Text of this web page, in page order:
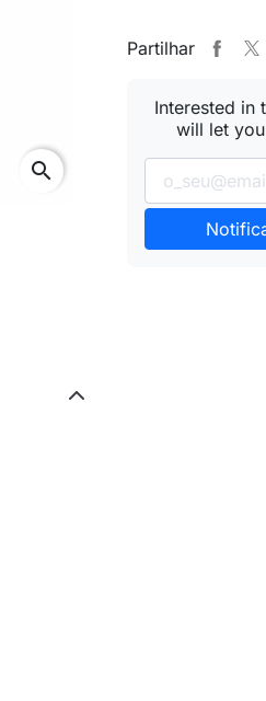
search
Partilhar
Interested in
will let